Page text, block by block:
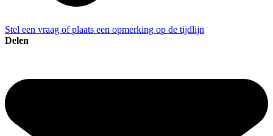
Stel een vraag of plaats een opmerking op de tijdlijn
Delen